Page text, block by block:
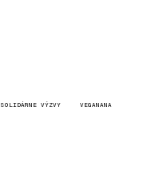
SOLIDÁRNE VÝZVY VEGANANA